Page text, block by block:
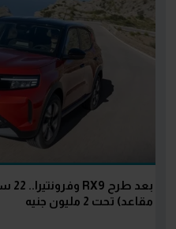
مقاعد) تحت 2 مليون جنيه